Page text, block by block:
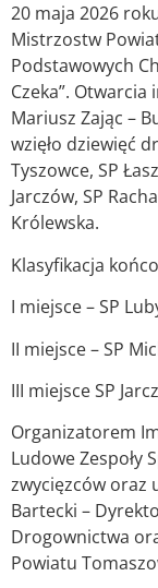
20 maja 2026
Mistrzostw
Podstawowych
Czeka”.
Mariusz Zając –
wzięło dziewięć
Tyszowce, SP
Jarczów, SP
Królewska.
Klasyfikacja
I miejsce – SP
II miejsce – SP
III miejsce SP
Organizatorem
Ludowe Zespoły
zwycięzców oraz
Bartecki –
Drogownictwa
Powiatu